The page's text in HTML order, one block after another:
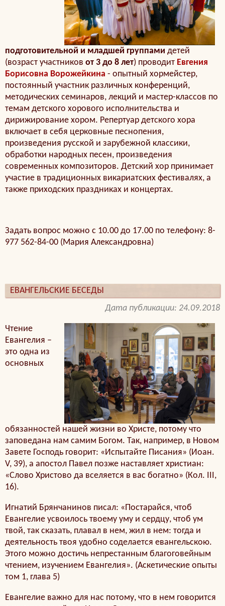
подготовительной и младшей группами детей
(возраст участников от 3 до 8 лет) проводит Евгения
Борисовна Ворожейкина - опытный хормейстер,
постоянный участник различных конференций,
методических семинаров, лекций и мастер-классов по
темам детского хорового исполнительства и
дирижирование хором. Репертуар детского хора
включает в себя церковные песнопения,
произведения русской и зарубежной классики,
обработки народных песен, произведения
современных композиторов. Детский хор принимает
участие в традиционных викариатских фестивалях, а
также приходских праздниках и концертах.
Задать вопрос можно с 10.00 до 17.00 по телефону: 8-
977 562-84-00 (Мария Александровна)
ЕВАНГЕЛЬСКИЕ БЕСЕДЫ
Дата публикации: 24.09.2018
Чтение
Евангелия –
это одна из
основных
обязанностей нашей жизни во Христе, потому что
заповедана нам самим Богом. Так, например, в Новом
Завете Господь говорит: «Испытайте Писания» (Иоан.
V, 39), а апостол Павел позже наставляет христиан:
«Слово Христово да вселяется в вас богатно» (Кол. III,
16).
Игнатий Брянчанинов писал: «Постарайся, чтоб
Евангелие усвоилось твоему уму и сердцу, чтоб ум
твой, так сказать, плавал в нем, жил в нем: тогда и
деятельность твоя удобно соделается евангельскою.
Этого можно достичь непрестанным благоговейным
чтением, изучением Евангелия». (Аскетические опыты
том 1, глава 5)
Евангелие важно для нас потому, что в нем говорится